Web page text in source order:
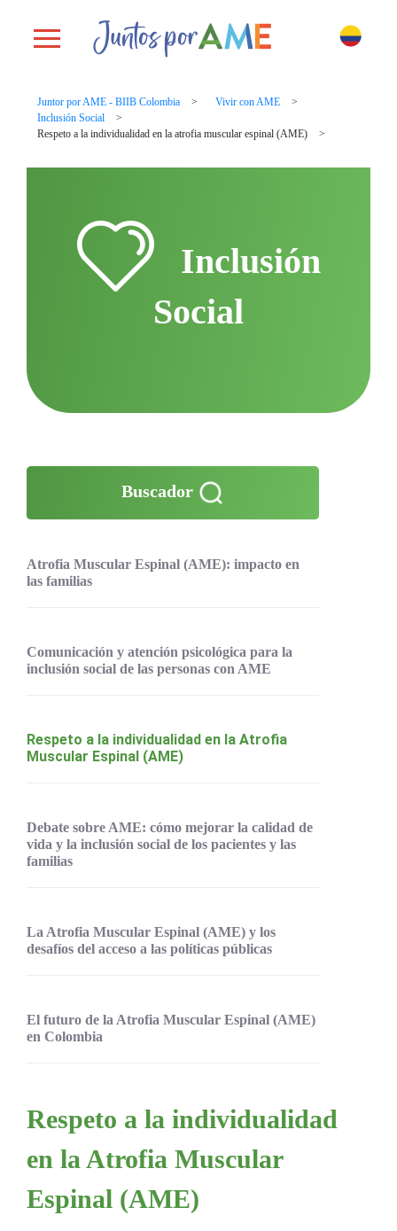
Toggle navigation
Juntor por AME - BIIB Colombia
Vivir con AME
Inclusión Social
Respeto a la individualidad en la atrofia muscular espinal (AME)
Inclusión
Social
Buscador
Atrofia Muscular Espinal (AME): impacto en
las familias
Comunicación y atención psicológica para la
inclusión social de las personas con AME
Respeto a la individualidad en la Atrofia
Muscular Espinal (AME)
Debate sobre AME: cómo mejorar la calidad de
vida y la inclusión social de los pacientes y las
familias
La Atrofia Muscular Espinal (AME) y los
desafíos del acceso a las políticas públicas
El futuro de la Atrofia Muscular Espinal (AME)
en Colombia
Respeto a la individualidad
en la Atrofia Muscular
Espinal (AME)